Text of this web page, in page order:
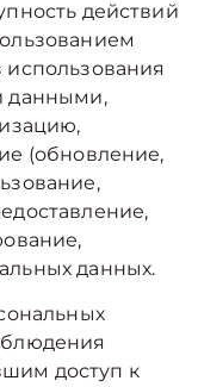
действий
использования
данными,
(обновление,
данных.
доступ к